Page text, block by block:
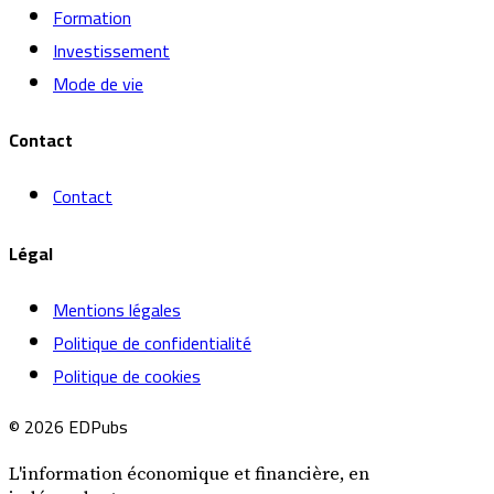
Formation
Investissement
Mode de vie
Contact
Contact
Légal
Mentions légales
Politique de confidentialité
Politique de cookies
© 2026 EDPubs
L'information économique et financière, en